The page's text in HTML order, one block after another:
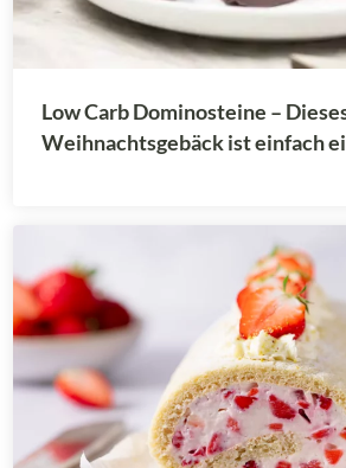
Low Carb Dominosteine –
Weihnachtsgebäck ist einfach